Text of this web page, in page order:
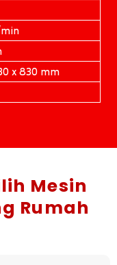
x 830 mm
Mesin
Rumah